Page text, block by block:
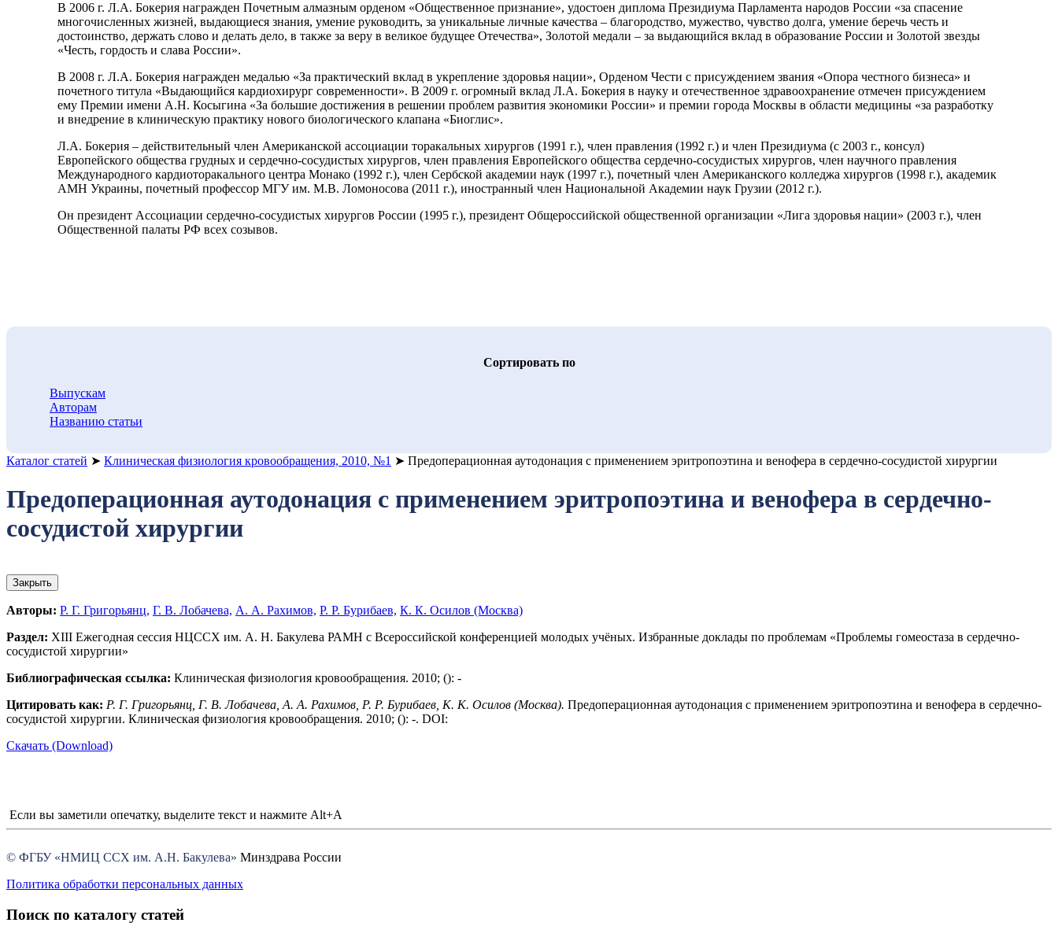
В 2006 г. Л.А. Бокерия награжден Почетным алмазным орденом «Общественное признание», удостоен диплома Президиума Парламента народов России «за спасение
многочисленных жизней, выдающиеся знания, умение руководить, за уникальные личные качества – благородство, мужество, чувство долга, умение беречь честь и
достоинство, держать слово и делать дело, в также за веру в великое будущее Отечества», Золотой медали – за выдающийся вклад в образование России и Золотой звезды
«Честь, гордость и слава России».
В 2008 г. Л.А. Бокерия награжден медалью «За практический вклад в укрепление здоровья нации», Орденом Чести с присуждением звания «Опора честного бизнеса» и
почетного титула «Выдающийся кардиохирург современности». В 2009 г. огромный вклад Л.А. Бокерия в науку и отечественное здравоохранение отмечен присуждением
ему Премии имени А.Н. Косыгина «За большие достижения в решении проблем развития экономики России» и премии города Москвы в области медицины «за разработку
и внедрение в клиническую практику нового биологического клапана «Биоглис».
Л.А. Бокерия – действительный член Американской ассоциации торакальных хирургов (1991 г.), член правления (1992 г.) и член Президиума (с 2003 г., консул)
Европейского общества грудных и сердечно-сосудистых хирургов, член правления Европейского общества сердечно-сосудистых хирургов, член научного правления
Международного кардиоторакального центра Монако (1992 г.), член Сербской академии наук (1997 г.), почетный член Американского колледжа хирургов (1998 г.), академик
АМН Украины, почетный профессор МГУ им. М.В. Ломоносова (2011 г.), иностранный член Национальной Академии наук Грузии (2012 г.).
Он президент Ассоциации сердечно-сосудистых хирургов России (1995 г.), президент Общероссийской общественной организации «Лига здоровья нации» (2003 г.), член
Общественной палаты РФ всех созывов.
Cортировать по
Выпускам
Авторам
Названию статьи
Каталог статей ➤ Клиническая физиология кровообращения, 2010, №1 ➤ Предоперационная аутодонация с применением эритропоэтина и венофера в сердечно-сосудистой хирургии
Предоперационная аутодонация с применением эритропоэтина и венофера в сердечно-
сосудистой хирургии
Закрыть
Авторы: Р. Г. Григорьянц, Г. В. Лобачева, А. А. Рахимов, Р. Р. Бурибаев, К. К. Осилов (Москва)
Раздел: XIII Ежегодная сессия НЦССХ им. А. Н. Бакулева РАМН с Всероссийской конференцией молодых учёных. Избранные доклады по проблемам «Проблемы гомеостаза в сердечно-
сосудистой хирургии»
Библиографическая ссылка: Клиническая физиология кровообращения. 2010; (): -
Цитировать как: Р. Г. Григорьянц, Г. В. Лобачева, А. А. Рахимов, Р. Р. Бурибаев, К. К. Осилов (Москва). Предоперационная аутодонация с применением эритропоэтина и венофера в сердечно-
сосудистой хирургии. Клиническая физиология кровообращения. 2010; (): -. DOI:
Скачать (Download)
Если вы заметили опечатку, выделите текст и нажмите Alt+A
© ФГБУ «НМИЦ ССХ им. А.Н. Бакулева» Минздрава России
Политика обработки персональных данных
Поиск по каталогу статей